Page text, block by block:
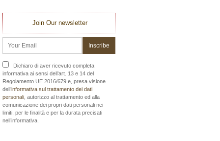
Join Our newsletter
Dichiaro di aver ricevuto completa
informativa ai sensi dell’art. 13 e 14 del
Regolamento UE 2016/679 e, presa visione
dell’informativa sul trattamento dei dati
personali , autorizzo al trattamento ed alla
comunicazione dei propri dati personali nei
limiti, per le finalità e per la durata precisati
nell’informativa.